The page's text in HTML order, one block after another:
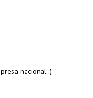
nacional :)